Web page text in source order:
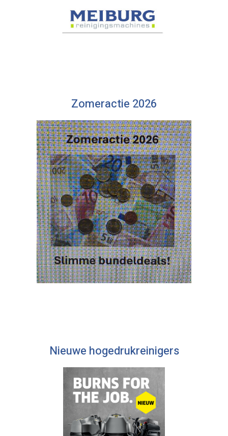
Zomeractie 2026
Nieuwe hogedrukreinigers